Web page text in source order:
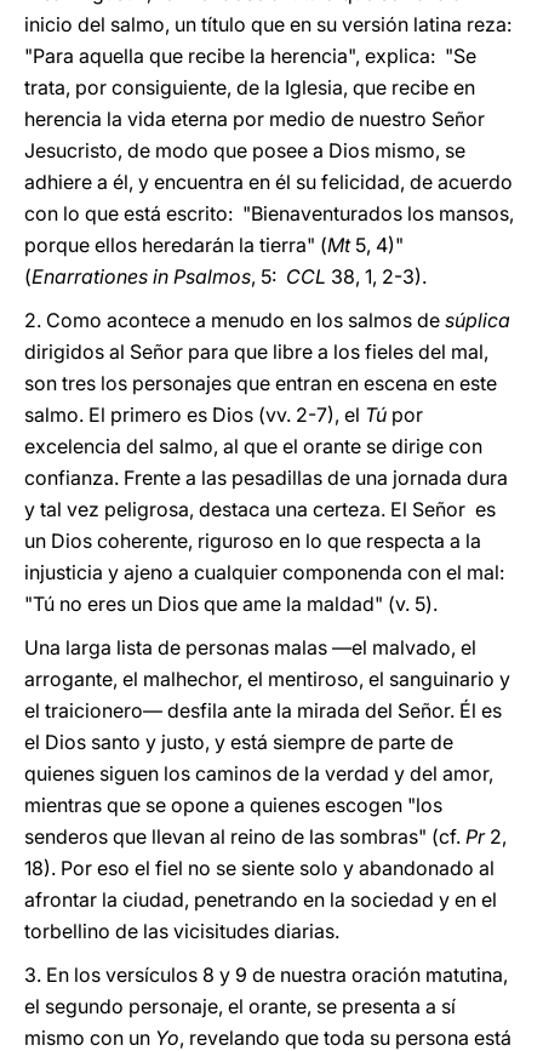
inicio del salmo, un título que en su versión latina reza:
"Para aquella que recibe la herencia", explica: "Se
trata, por consiguiente, de la Iglesia, que recibe en
herencia la vida eterna por medio de nuestro Señor
Jesucristo, de modo que posee a Dios mismo, se
adhiere a él, y encuentra en él su felicidad, de acuerdo
con lo que está escrito: "Bienaventurados los mansos,
porque ellos heredarán la tierra" (Mt5, 4)"
(Enarrationes in Psalmos, 5: CCL 38, 1, 2-3).
2. Como acontece a menudo en los salmos de súplica
dirigidos al Señor para que libre a los fieles del mal,
son tres los personajes que entran en escena en este
salmo. El primero es Dios (vv. 2-7), el Tú por
excelencia del salmo, al que el orante se dirige con
confianza. Frente a las pesadillas de una jornada dura
y tal vez peligrosa, destaca una certeza. El Señor es
un Dios coherente, riguroso en lo que respecta a la
injusticia y ajeno a cualquier componenda con el mal:
"Tú no eres un Dios que ame la maldad" (v. 5).
Una larga lista de personas malas —el malvado, el
arrogante, el malhechor, el mentiroso, el sanguinario y
el traicionero— desfila ante la mirada del Señor. Él es
el Dios santo y justo, y está siempre de parte de
quienes siguen los caminos de la verdad y del amor,
mientras que se opone a quienes escogen "los
senderos que llevan al reino de las sombras" (cf. Pr2,
18). Por eso el fiel no se siente solo y abandonado al
afrontar la ciudad, penetrando en la sociedad y en el
torbellino de las vicisitudes diarias.
3. En los versículos 8 y 9 de nuestra oración matutina,
el segundo personaje, el orante, se presenta a sí
mismo con un Yo, revelando que toda su persona está